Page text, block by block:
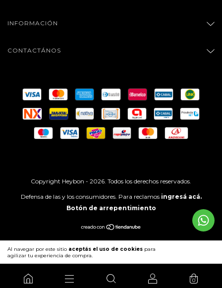
Al navegar por este sitio aceptás el uso de cookies para
agilizar tu experiencia de compra.
0
INFORMACIÓN
CONTACTÁNOS
Copyright Heybon - 2026. Todos los derechos reservados.
Defensa de las y los consumidores. Para reclamos ingresá acá.
Botón de arrepentimiento